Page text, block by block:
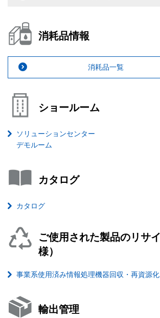
消耗品情報
消耗品一覧
ショールーム
ソリューションセンター
デモルーム
カタログ
カタログ
ご使用された製品のリサ
様）
事業系使用済み情報処理機器回収・再資源化
輸出管理